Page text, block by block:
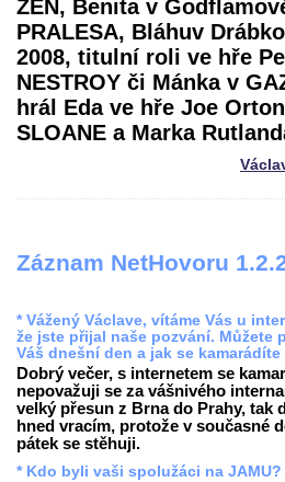
ŽEN, Benita v
PRALESA, Bláhuv
2008, titulní roli ve hře
NESTROY či Mánka v
hrál Eda ve hře Joe
SLOANE a Marka
Záznam NetHovoru
* Vážený Václave, vítáme Vás u
že jste přijal naše pozvání. Můžete
Váš dnešní den a jak se
Dobrý večer, s internetem se
nepovažuji se za vášnivého
velký přesun z Brna do Prahy, tak
hned vracím, protože v současné
pátek se stěhuji.
* Kdo byli vaši spolužáci na JAMU?